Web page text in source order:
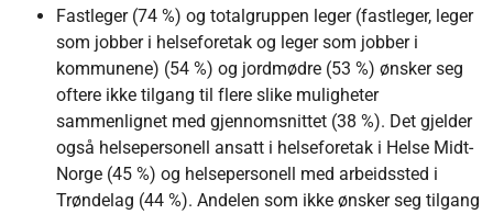
Fastleger (74 %) og totalgruppen leger (fastleger, leger
som jobber i helseforetak og leger som jobber i
kommunene) (54 %) og jordmødre (53 %) ønsker seg
oftere ikke tilgang til flere slike muligheter
sammenlignet med gjennomsnittet (38 %). Det gjelder
også helsepersonell ansatt i helseforetak i Helse Midt-
Norge (45 %) og helsepersonell med arbeidssted i
Trøndelag (44 %). Andelen som ikke ønsker seg tilgang